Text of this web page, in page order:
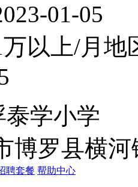
01-05
万以上/月 地
学小学
博罗县横河
聘套餐 帮助中心